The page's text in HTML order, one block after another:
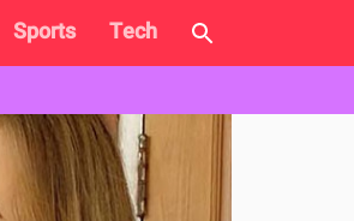
Sports
Tech